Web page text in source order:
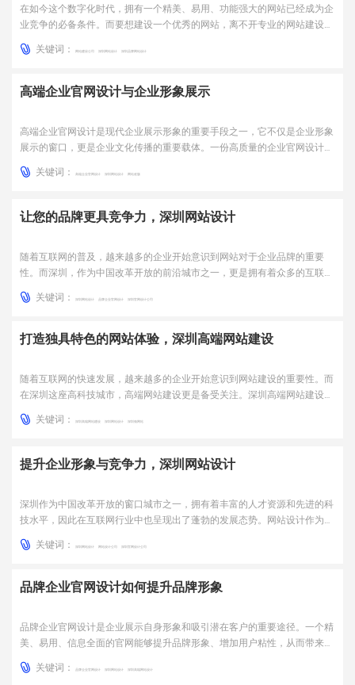
在如今这个数字化时代，拥有一个精美、易用、功能强大的网站已经成为企
业竞争的必备条件。而要想建设一个优秀的网站，离不开专业的网站建设公
司的支持。然而，市面上的网站建设公司琳琅满目，如何选择最适合自己的
合作伙伴呢？一、公司实力选择网站建设公司时，首先要了解公司的实力。
关键词： 网站建设公司 深圳网站设计 深圳品牌网站设计
高端企业官网设计与企业形象展示
高端企业官网设计是现代企业展示形象的重要手段之一，它不仅是企业形象
展示的窗口，更是企业文化传播的重要载体。一份高质量的企业官网设计，
可以为企业带来更多的商机和品牌价值，提升企业在市场竞争中的地位。
一、企业官网设计的重要性随着互联网的快速发展，越来越多的企业开始注
关键词： 高端企业官网设计 深圳网站设计 网站改版
让您的品牌更具竞争力，深圳网站设计
随着互联网的普及，越来越多的企业开始意识到网站对于企业品牌的重要
性。而深圳，作为中国改革开放的前沿城市之一，更是拥有着众多的互联网
企业和创新型企业。在这样的背景下，深圳网站设计的需求也越来越大。
一、网站设计的重要性一个好的网站设计可以让企业在激烈的市场竞争中脱
关键词： 深圳网站设计 品牌企业官网设计 深圳官网设计公司
打造独具特色的网站体验，深圳高端网站建设
随着互联网的快速发展，越来越多的企业开始意识到网站建设的重要性。而
在深圳这座高科技城市，高端网站建设更是备受关注。深圳高端网站建设不
仅仅是搭建一个网站，更是要打造一个独具特色的网站体验。本文将围绕深
圳高端网站建设展开探讨。一、网站设计要突出独特性在深圳这个创新的城
关键词： 深圳高端网站建设 深圳网站设计 深圳做网站
提升企业形象与竞争力，深圳网站设计
深圳作为中国改革开放的窗口城市之一，拥有着丰富的人才资源和先进的科
技水平，因此在互联网行业中也呈现出了蓬勃的发展态势。网站设计作为企
业展示形象和服务能力的重要载体，对于深圳的企业来说显得尤为重要。一
个优秀的深圳网站设计，不仅可以提升企业的品牌形象和竞争力，还可以为
关键词： 深圳网站设计 网站设计公司 深圳官网设计公司
品牌企业官网设计如何提升品牌形象
品牌企业官网设计是企业展示自身形象和吸引潜在客户的重要途径。一个精
美、易用、信息全面的官网能够提升品牌形象、增加用户粘性，从而带来更
多商业机会。本文将从多个角度探讨品牌企业官网设计的重要性，以及如何
通过官网设计提升品牌形象。一、官网设计的重要性随着互联网的普及，越
关键词： 品牌企业官网设计 深圳网站设计 深圳高端网站设计